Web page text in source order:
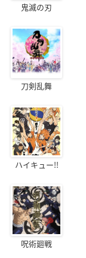
鬼滅の刃
刀剣乱舞
ハイキュー!!
呪術廻戦